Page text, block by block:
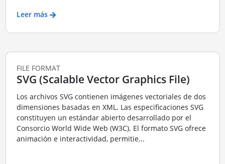
Leer más
FILE FORMAT
SVG (Scalable Vector Graphics File)
Los archivos SVG contienen imágenes vectoriales de dos
dimensiones basadas en XML. Las especificaciones SVG
constituyen un estándar abierto desarrollado por el
Consorcio World Wide Web (W3C). El formato SVG ofrece
animación e interactividad, permitie...